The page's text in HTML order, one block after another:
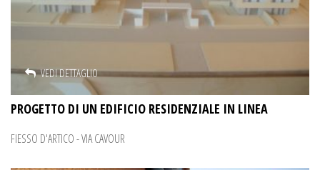
VEDI DETTAGLIO
PROGETTO DI UN EDIFICIO RESIDENZIALE IN LINEA
FIESSO D'ARTICO - VIA CAVOUR